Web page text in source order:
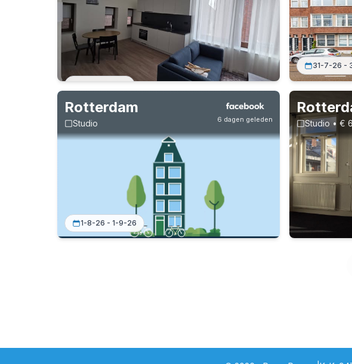
Vast contract
31-7-26 -
6 dagen geleden
Rotterdam
Studio
1-8-26 - 1-9-26
Studio • €